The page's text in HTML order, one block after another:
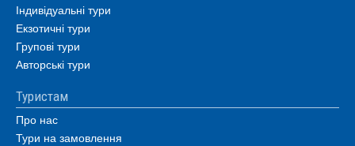
Індивідуальні тури
Екзотичні тури
Групові тури
Авторські тури
Туристам
Про нас
Тури на замовлення